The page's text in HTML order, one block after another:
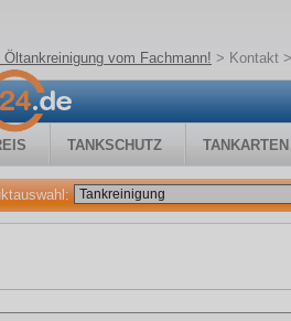
Öltankreinigung vom Fachmann! > Kontakt
TANKSCHUTZ TANKARTEN